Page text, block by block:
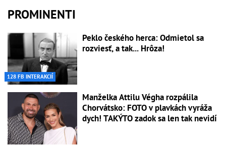
PROMINENTI
128 FB INTERAKCIÍ
Peklo českého herca: Odmietol sa
rozviesť, a tak... Hrôza!
Manželka Attilu Végha rozpálila
Chorvátsko: FOTO v plavkách vyráža
dych! TAKÝTO zadok sa len tak nevidí